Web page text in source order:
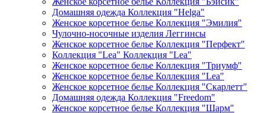
Домашняя одежда Коллекция "Helga"
Женское корсетное белье Коллекция "Эмилия"
Чулочно-носочные изделия Леггинсы
Женское корсетное белье Коллекция "Перфект"
Коллекция "Lea" Коллекция "Lea"
Женское корсетное белье Коллекция "Триумф"
Женское корсетное белье Коллекция "Lea"
Женское корсетное белье Коллекция "Скарлетт"
Домашняя одежда Коллекция "Freedom"
Женское корсетное белье Коллекция "Шарм"